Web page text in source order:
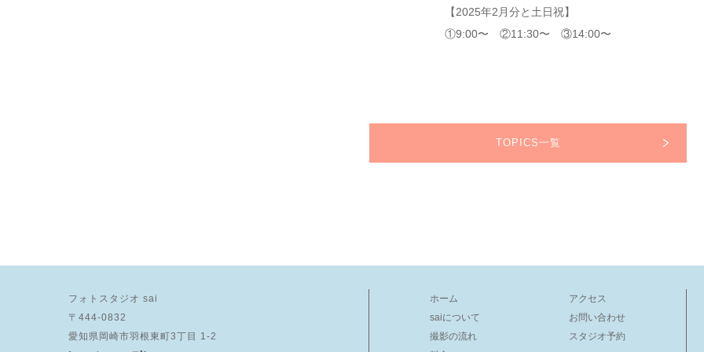
【2025年2月分と土日祝】
①9:00〜 ②11:30〜 ③14:00〜
TOPICS一覧
フォトスタジオ sai
〒444-0832
愛知県岡崎市羽根東町3丁目 1-2
ホーム
saiについて
撮影の流れ
アクセス
お問い合わせ
スタジオ予約